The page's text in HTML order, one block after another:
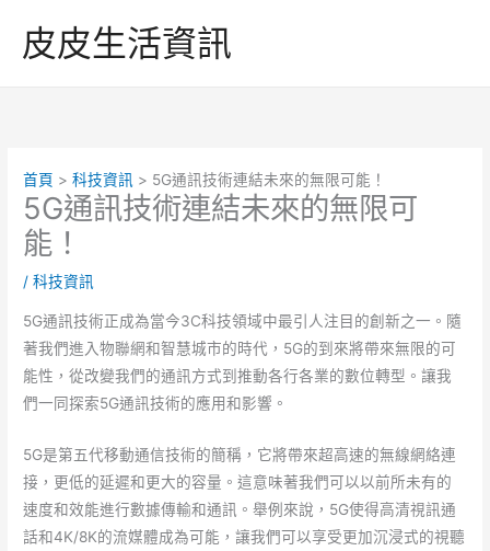
皮皮生活資訊
首頁 科技資訊 5G通訊技術連結未來的無限可能！
5G通訊技術連結未來的無限可
能！
/科技資訊
5G通訊技術正成為當今3C科技領域中最引人注目的創新之一。隨
著我們進入物聯網和智慧城市的時代，5G的到來將帶來無限的可
能性，從改變我們的通訊方式到推動各行各業的數位轉型。讓我
們一同探索5G通訊技術的應用和影響。
5G是第五代移動通信技術的簡稱，它將帶來超高速的無線網絡連
接，更低的延遲和更大的容量。這意味著我們可以以前所未有的
速度和效能進行數據傳輸和通訊。舉例來說，5G使得高清視訊通
話和4K/8K的流媒體成為可能，讓我們可以享受更加沉浸式的視聽